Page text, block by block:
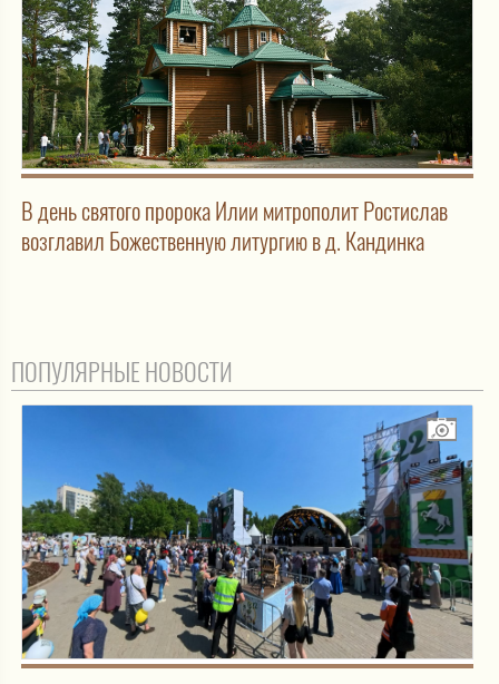
В день святого пророка Илии митрополит Ростислав
возглавил Божественную литургию в д. Кандинка
ПОПУЛЯРНЫЕ НОВОСТИ